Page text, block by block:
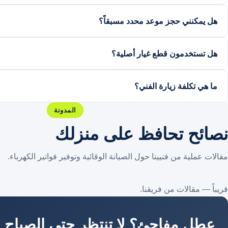
هل يمكنني حجز موعد محدد مسبقاً؟
هل تستخدمون قطع غيار أصلية؟
بالإصلاح.
ما هي تكلفة زيارة الفني؟
تكلفة المعاينة تشملها العرض المجاني عند تنفيذ الخدمة، وفي حال
المدونة
نصائح تحافظ على منزلك
مقالات عملية من فنيينا حول الصيانة الوقائية وتوفير فواتير الكهرباء.
قريباً — مقالات من فريقنا.
عطل مفاجئ؟ لا تنتظر حتى الصباح